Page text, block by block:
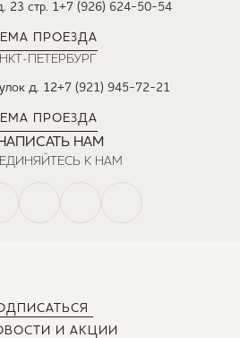
И АКЦИИ
23 стр. 1+7 (926) 624-50-54
ПРОЕЗДА
ПЕТЕРБУРГ
д. 12+7 (921) 945-72-21
ПРОЕЗДА
НАМ
К НАМ